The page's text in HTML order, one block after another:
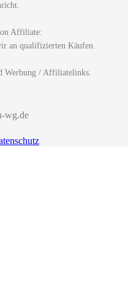
Affiliate:
an qualifizierten Käufen.
Werbung / Affiliatelinks.
wg.de